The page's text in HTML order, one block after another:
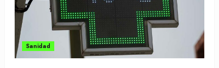
Sanidad